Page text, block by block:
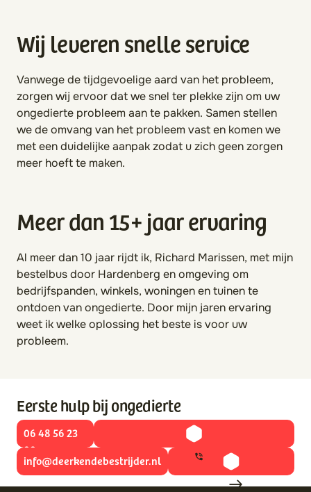
Wij leveren snelle service
Vanwege de tijdgevoelige aard van het probleem,
zorgen wij ervoor dat we snel ter plekke zijn om uw
ongedierte probleem aan te pakken. Samen stellen
we de omvang van het probleem vast en komen we
met een duidelijke aanpak zodat u zich geen zorgen
meer hoeft te maken.
Meer dan 15+ jaar ervaring
Al meer dan 10 jaar rijdt ik, Richard Marissen, met mijn
bestelbus door Hardenberg en omgeving om
bedrijfspanden, winkels, woningen en tuinen te
ontdoen van ongedierte. Door mijn jaren ervaring
weet ik welke oplossing het beste is voor uw
probleem.
Eerste hulp bij ongedierte
06 48 56 23
00
info@deerkendebestrijder.nl